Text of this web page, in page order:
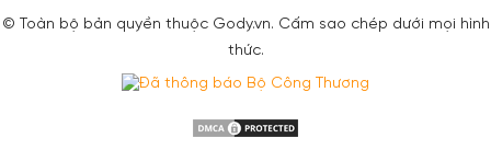
© Toàn bộ bản quyền thuộc Gody.vn. Cấm sao chép dưới mọi hình
thức.